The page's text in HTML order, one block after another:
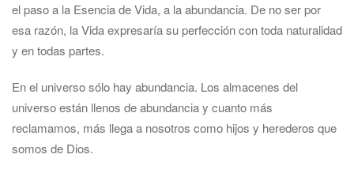
el paso a la Esencia de Vida, a la abundancia. De no ser por
esa razón, la Vida expresaría su perfección con toda naturalidad
y en todas partes.
En el universo sólo hay abundancia. Los almacenes del
universo están llenos de abundancia y cuanto más
reclamamos, más llega a nosotros como hijos y herederos que
somos de Dios.